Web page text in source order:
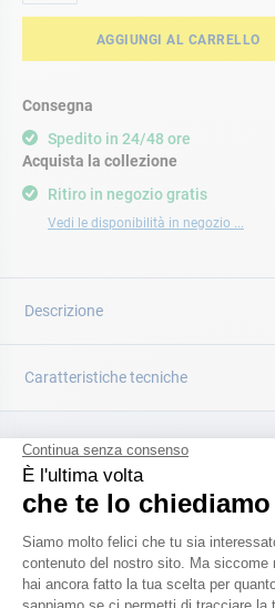
AGGIUNGI AL CARRELLO
Consegna
Spedito in 24/48 ore
Ritiro in negozio gratis
Vedi le disponibilità in negozio ...
Acquista la collezione
Descrizione
Caratteristiche tecniche
CATALOGARE
Scopri la
nuova guida AD 2026